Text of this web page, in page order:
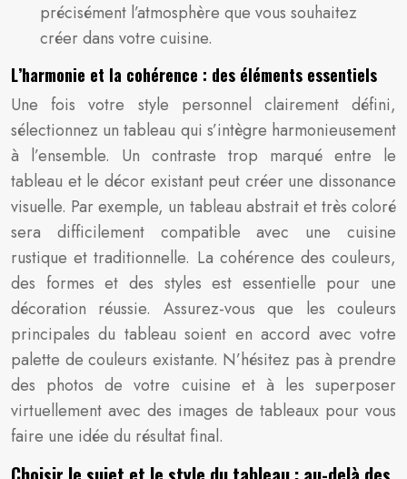
précisément l’atmosphère que vous souhaitez
créer dans votre cuisine.
L’harmonie et la cohérence : des éléments essentiels
Une fois votre style personnel clairement défini,
sélectionnez un tableau qui s’intègre harmonieusement
à l’ensemble. Un contraste trop marqué entre le
tableau et le décor existant peut créer une dissonance
visuelle. Par exemple, un tableau abstrait et très coloré
sera difficilement compatible avec une cuisine
rustique et traditionnelle. La cohérence des couleurs,
des formes et des styles est essentielle pour une
décoration réussie. Assurez-vous que les couleurs
principales du tableau soient en accord avec votre
palette de couleurs existante. N’hésitez pas à prendre
des photos de votre cuisine et à les superposer
virtuellement avec des images de tableaux pour vous
faire une idée du résultat final.